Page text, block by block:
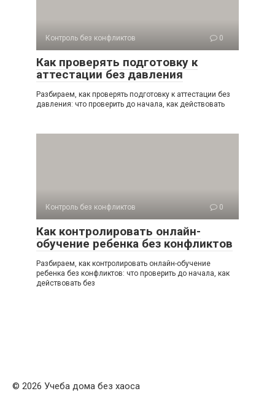
Контроль без конфликтов 0
Как проверять подготовку к
аттестации без давления
Разбираем, как проверять подготовку к аттестации без
давления: что проверить до начала, как действовать
Контроль без конфликтов 0
Как контролировать онлайн-
обучение ребенка без конфликтов
Разбираем, как контролировать онлайн-обучение
ребенка без конфликтов: что проверить до начала, как
действовать без
© 2026 Учеба дома без хаоса